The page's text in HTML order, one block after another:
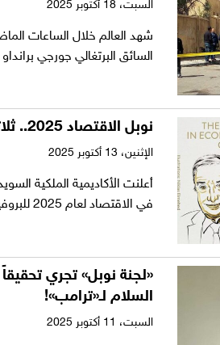
السبت،
شهد العالم خلال الساعات
السائق البرتغالي جورجي
نوبل الاقتصاد 2025.. ثلاثي من العلماء يتشاركون الجائزة
الإثنين،
أعلنت الأكاديمية الملكية
في الاقتصاد لعام 2025 للبروفيسور جويل موكير، والبروفيسور…
«لجنة نوبل» تجري
السلام لـ«ترامب»!
السبت،